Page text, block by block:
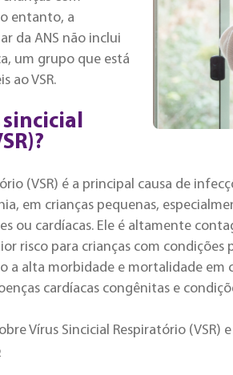
entanto, a
da ANS não inclui
um grupo que está
ao VSR.
sincicial
(VSR) é a principal causa de
em crianças pequenas,
ou cardíacas. Ele é altamente
risco para crianças com condições
a alta morbidade e mortalidade em
cardíacas congênitas e
Vírus Sincicial Respiratório (VSR)